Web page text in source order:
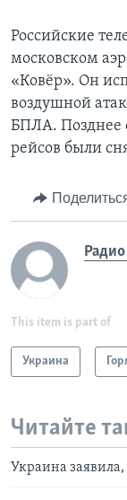
Российские
московском
«Ковёр». Он
воздушной
БПЛА. Позднее
рейсов были
This item is part of
Украина
Читайте
Украина